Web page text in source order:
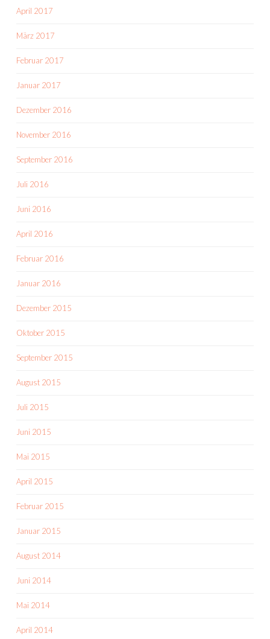
April 2017
März 2017
Februar 2017
Januar 2017
Dezember 2016
November 2016
September 2016
Juli 2016
Juni 2016
April 2016
Februar 2016
Januar 2016
Dezember 2015
Oktober 2015
September 2015
August 2015
Juli 2015
Juni 2015
Mai 2015
April 2015
Februar 2015
Januar 2015
August 2014
Juni 2014
Mai 2014
April 2014